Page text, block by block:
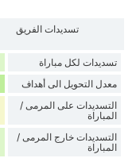
تسديدات الفريق
تسديدات لكل مباراة
معدل التحويل الى أهداف
التسديدات على المرمى /
المباراة
التسديدات خارج المرمى /
المباراة